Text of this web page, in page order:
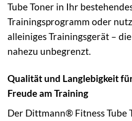
Tube Toner in Ihr
Trainingsprogramm oder
alleiniges Trainingsgerät –
nahezu unbegrenzt.
Qualität und Langlebigkeit
Freude am Training
Der Dittmann® Fitness Tube